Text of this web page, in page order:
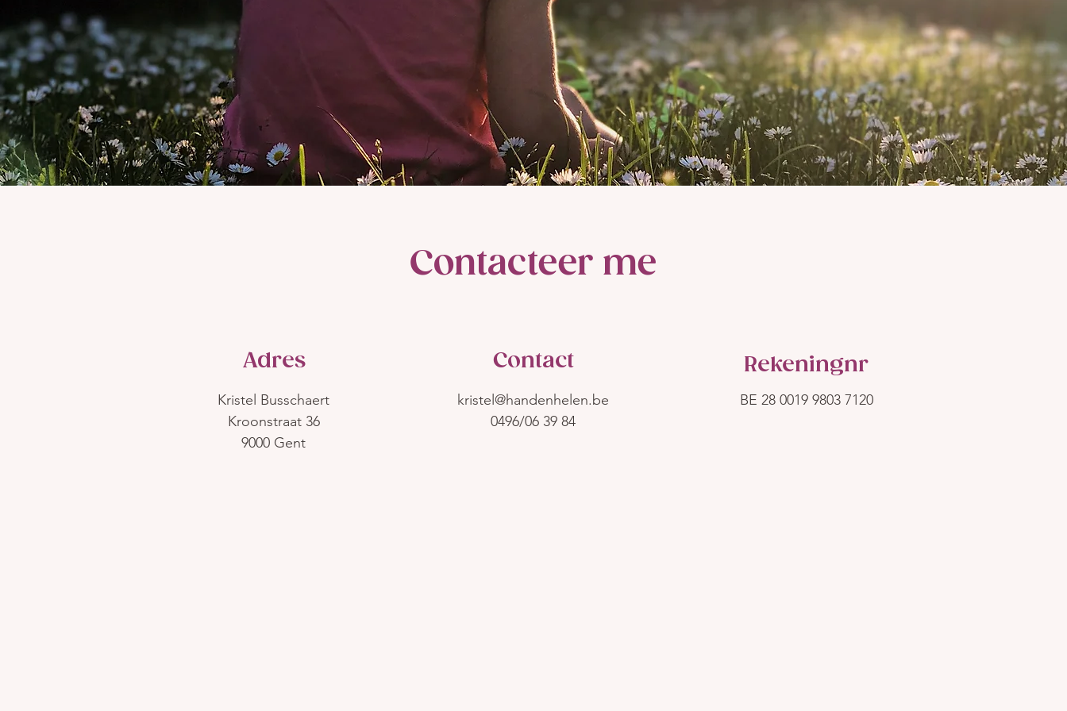
Contacteer me
Adres
Kristel Busschaert
Kroonstraat 36
9000 Gent
Contact
kristel@handenhelen.be
0496/06 39 84
Rekeningnr
BE 28 0019 9803 7120